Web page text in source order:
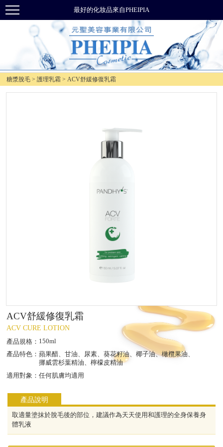
最好的化妝品來自PHEIPIA
糖漿脫毛 > 護理乳霜 > ACV舒緩修復乳霜
ACV舒緩修復乳霜
ACV CURE LOTION
產品規格： 150ml
產品特色：蘋果醋、甘油、尿素、葵花籽油、椰子油、橄欖果油、
挪威雲杉葉精油、檸檬皮精油
適用對象：任何肌膚均適用
產品說明
取適量塗抹於脫毛後的部位，建議作為天天使用和護理的全身保養身
體乳液